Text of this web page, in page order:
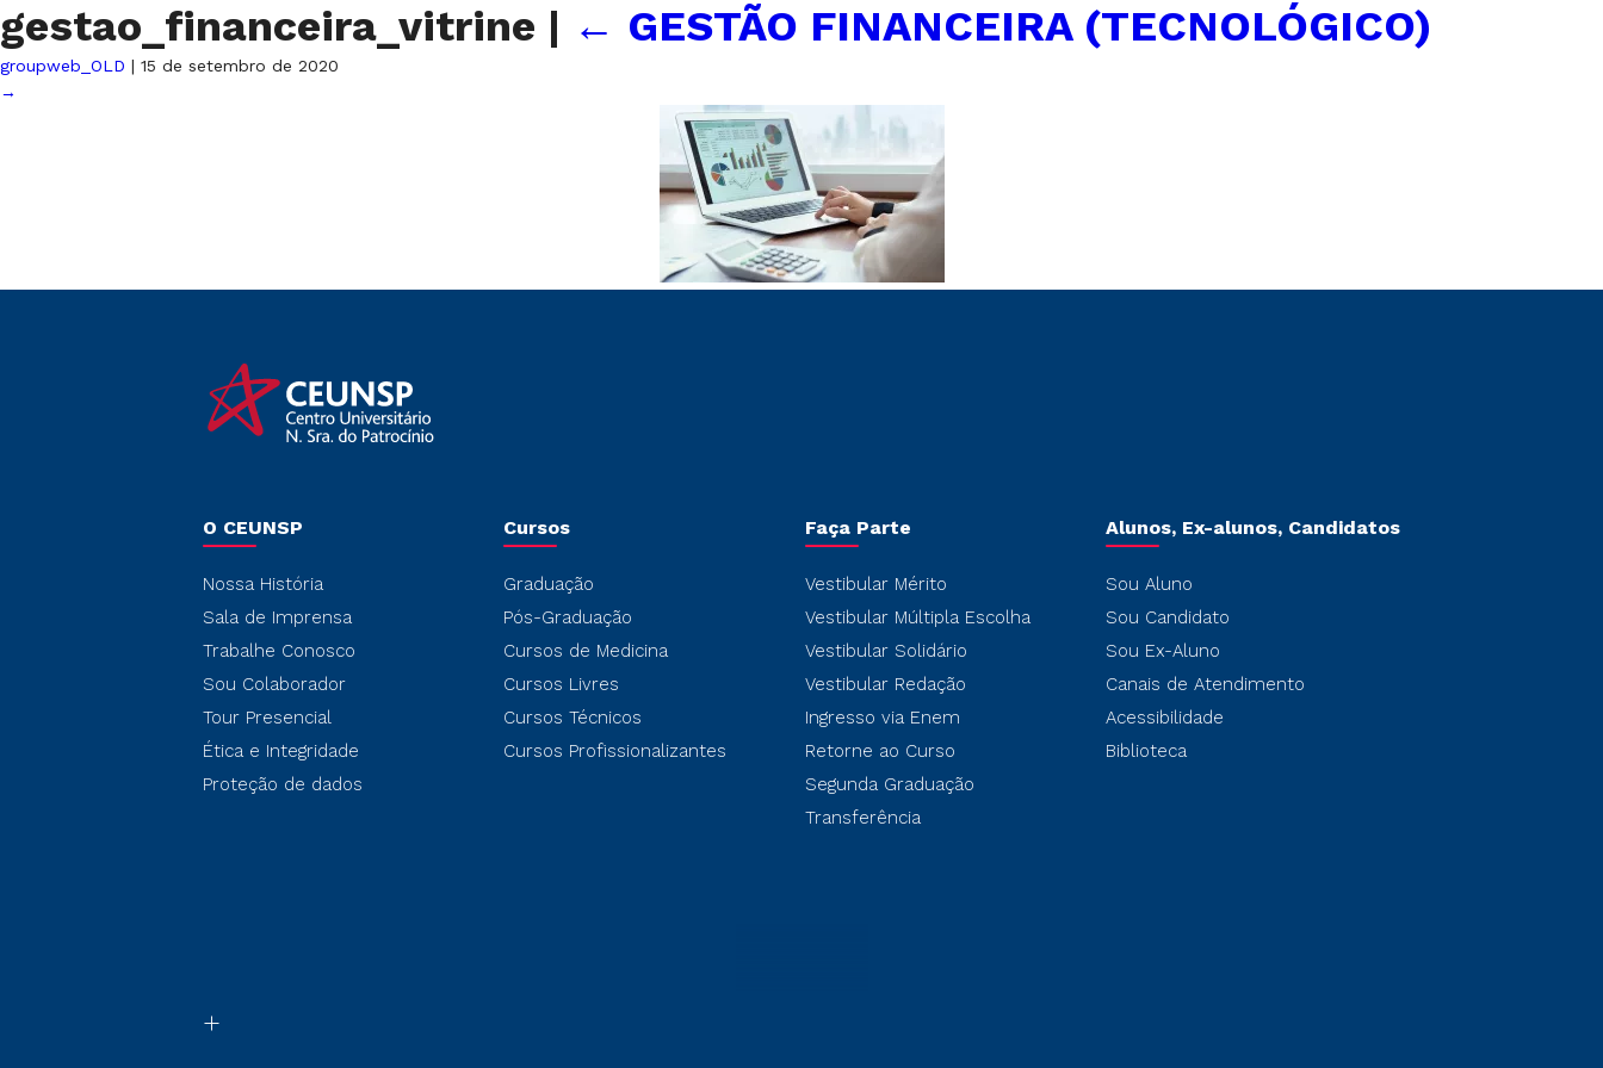
gestao_financeira_vitrine | ← GESTÃO FINANCEIRA (TECNOLÓGICO)
groupweb_OLD | 15 de setembro de 2020
→
O CEUNSP
Nossa História
Sala de Imprensa
Trabalhe Conosco
Sou Colaborador
Tour Presencial
Ética e Integridade
Proteção de dados
Cursos
Graduação
Pós-Graduação
Cursos de Medicina
Cursos Livres
Cursos Técnicos
Cursos Profissionalizantes
Faça Parte
Vestibular Mérito
Vestibular Múltipla Escolha
Vestibular Solidário
Vestibular Redação
Ingresso via Enem
Retorne ao Curso
Segunda Graduação
Transferência
Alunos, Ex-alunos, Candidatos
Sou Aluno
Sou Candidato
Sou Ex-Aluno
Canais de Atendimento
Acessibilidade
Biblioteca